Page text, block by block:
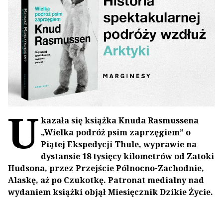
U kazała się książka Knuda Rasmussena
„Wielka podróż psim zaprzęgiem” o
Piątej Ekspedycji Thule, wyprawie na
dystansie 18 tysięcy kilometrów od Zatoki
Hudsona, przez Przejście Północno-Zachodnie,
Alaskę, aż po Czukotkę. Patronat medialny nad
wydaniem książki objął Miesięcznik Dzikie Życie.